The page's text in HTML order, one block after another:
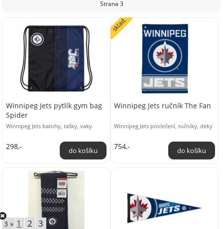
Strana 3
Winnipeg Jets pytlík gym bag
Spider
Winnipeg Jets batohy, tašky, vaky
298,-
Winnipeg Jets ručník The Fan
Winnipeg Jets povlečení, ručníky, deky
sklad.
754,-
3 » 1 2 3